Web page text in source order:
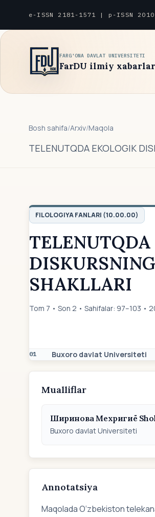
e-ISSN 2181-1571 | p-ISSN
FARG'ONA DAVLAT UNIVERSITETI
FarDU ilmiy
Bosh sahifa/Arxiv/Maqola
TELENUTQDA EKOLOGIK
FILOLOGIYA FANLARI (10.00.00)
SHAKLLARI
Tom 7 • Son 2 • Sahifalar: 97–103 •
01 Buxoro davlat Universiteti
Mualliflar
Ширинова Мехригиё
Buxoro davlat Universiteti
Annotatsiya
Maqolada O‘zbekiston